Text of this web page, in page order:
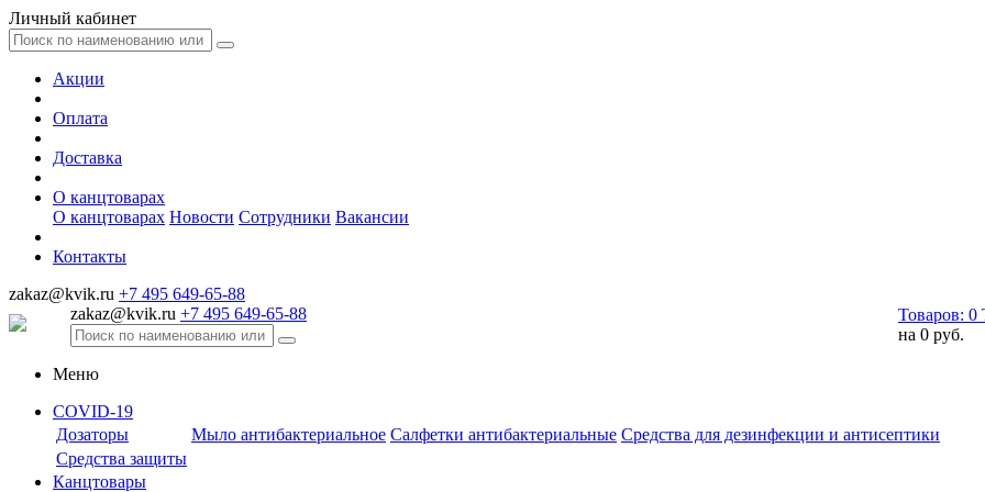
Личный кабинет
Акции
Оплата
Доставка
О канцтоварах
О канцтоварах Новости Сотрудники Вакансии
Контакты
zakaz@kvik.ru +7 495 649-65-88
zakaz@kvik.ru +7 495 649-65-88 Товаров: 0
на 0 руб.
Меню
COVID-19
Дозаторы
Мыло антибактериальное Салфетки антибактериальные Средства для дезинфекции и антисептики
Средства защиты
Канцтовары